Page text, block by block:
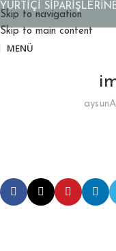
Skip to navigation
Skip to main content
MENÜ
aysun
YURTİÇİ